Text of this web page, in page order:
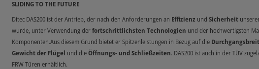
SLIDING TO THE FUTURE
Ditec DAS200 ist der Antrieb, der nach den Anforderungen an Effizienz und Sicherheit
wurde, unter Verwendung derfortschrittlichsten Technologien und der hochwertigsten
Komponenten.Aus diesem Grund bietet er Spitzenleistungen in Bezug auf die
Gewicht der Flügel und dieÖffnungs- und Schließzeiten. DAS200 ist auch in der TÜV
FRW Türen erhältlich.